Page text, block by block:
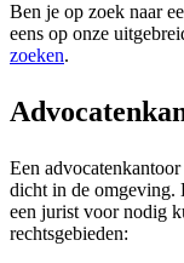
Ben je op zoek naar
eens op onze
zoeken.
Een
dicht in de omgeving.
een jurist voor nodig
rechtsgebieden: